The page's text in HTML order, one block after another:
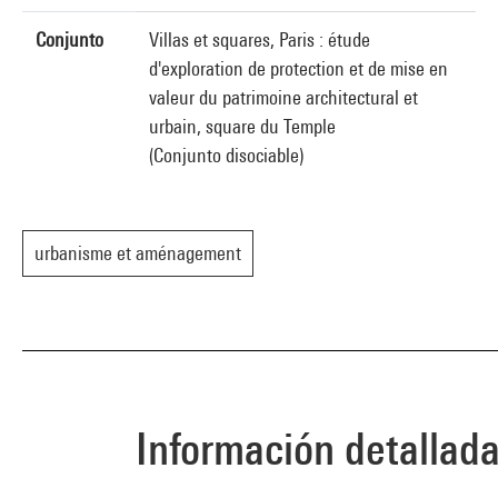
Conjunto
Villas et squares, Paris : étude
d'exploration de protection et de mise en
valeur du patrimoine architectural et
urbain, square du Temple
(Conjunto disociable)
urbanisme et aménagement
Información